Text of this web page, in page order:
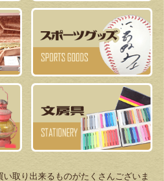
取り出来るものがたくさんございま